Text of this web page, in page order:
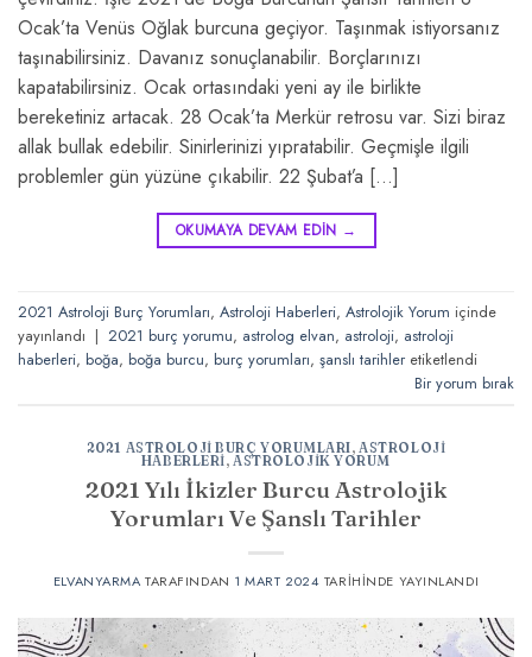
Ocak’ta Venüs Oğlak burcuna geçiyor. Taşınmak istiyorsanız
taşınabilirsiniz. Davanız sonuçlanabilir. Borçlarınızı
kapatabilirsiniz. Ocak ortasındaki yeni ay ile birlikte
bereketiniz artacak. 28 Ocak’ta Merkür retrosu var. Sizi biraz
allak bullak edebilir. Sinirlerinizi yıpratabilir. Geçmişle ilgili
problemler gün yüzüne çıkabilir. 22 Şubat’a […]
OKUMAYA DEVAM EDIN →
2021 Astroloji Burç Yorumları, Astroloji Haberleri, Astrolojik Yorum içinde
yayınlandı | 2021 burç yorumu, astrolog elvan, astroloji, astroloji
haberleri, boğa, boğa burcu, burç yorumları, şanslı tarihler etiketlendi
Bir yorum bırak
2021 ASTROLOJI BURÇ YORUMLARI,ASTROLOJI
HABERLERI,ASTROLOJIK YORUM
2021 Yılı İkizler Burcu Astrolojik
Yorumları Ve Şanslı Tarihler
ELVANYARMA TARAFINDAN 1 MART 2024 TARIHINDE YAYINLANDI